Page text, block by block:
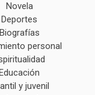
Novela
Deportes
Biografías
personal
y juvenil